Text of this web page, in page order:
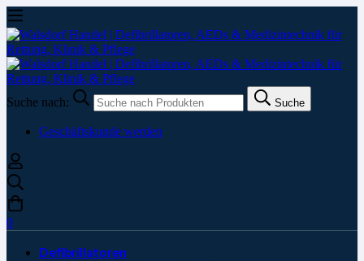
Suche nach: Suche
Geschäftskunde werden
0
Defibrillatoren